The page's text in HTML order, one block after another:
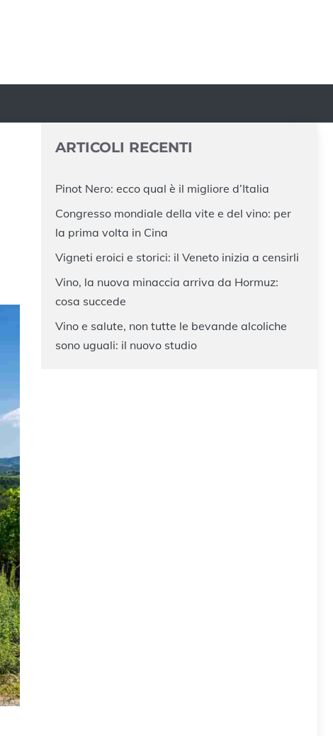
ARTICOLI RECENTI
Pinot Nero: ecco qual è il migliore d’Italia
Congresso mondiale della vite e del vino: per
la prima volta in Cina
Vigneti eroici e storici: il Veneto inizia a censirli
Vino, la nuova minaccia arriva da Hormuz:
cosa succede
Vino e salute, non tutte le bevande alcoliche
sono uguali: il nuovo studio